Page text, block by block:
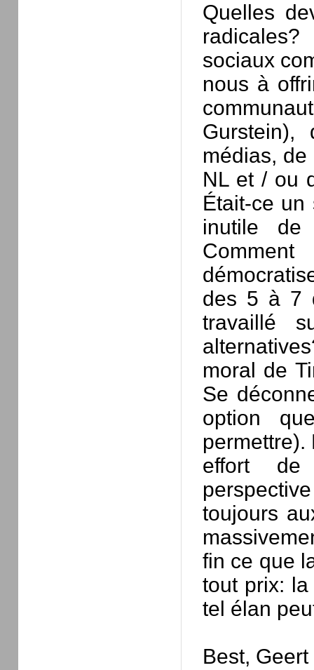
Quelles
sociaux
nous à
médias,
NL et / ou
Était-ce
inutile
des 5 à 7
travaillé
moral de
Se
option
permettre).
effort de
toujours
fin ce que
tout prix:
tel élan
Best, Geert